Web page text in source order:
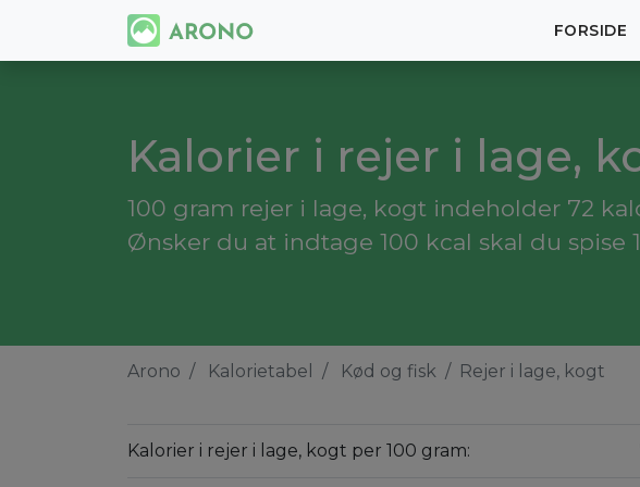
FORSIDE
Kalorier i rejer i lage,
100 gram rejer i lage, kogt indeholder 72
Ønsker du at indtage 100 kcal skal du spise
Arono Kalorietabel Kød og fisk Rejer i lage, kogt
Kalorier i rejer i lage, kogt per 100 gram: